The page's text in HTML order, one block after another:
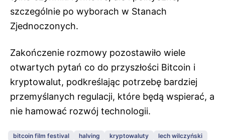
szczególnie po wyborach w Stanach
Zjednoczonych.
Zakończenie rozmowy pozostawiło wiele
otwartych pytań co do przyszłości Bitcoin i
kryptowalut, podkreślając potrzebę bardziej
przemyślanych regulacji, które będą wspierać, a
nie hamować rozwój technologii.
bitcoin film festival halving kryptowaluty
lech wilczyński